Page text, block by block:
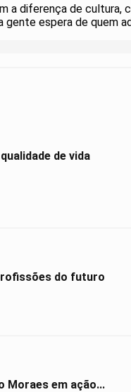
a diferença de
gente espera de quem
de vida
estudantes das profissões do futuro
Moraes em ação...